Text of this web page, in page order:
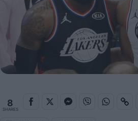
8
SHARES